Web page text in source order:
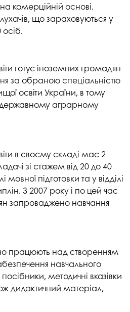
комерційній основі.
що зараховуються у
готує іноземних громадян
за обраною спеціальністю
освіти України, в тому
державному аграрному
в своєму складі має 2
зі стажем від 20 до 40
мовної підготовки та у відділі
З 2007 року і по цей час
запроваджено навчання
працюють над створенням
навчального
методичні вказівки
дидактичний матеріал,